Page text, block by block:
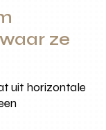
ze
uit horizontale